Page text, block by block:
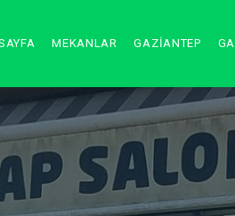
MEKANLAR GAZİANTEP